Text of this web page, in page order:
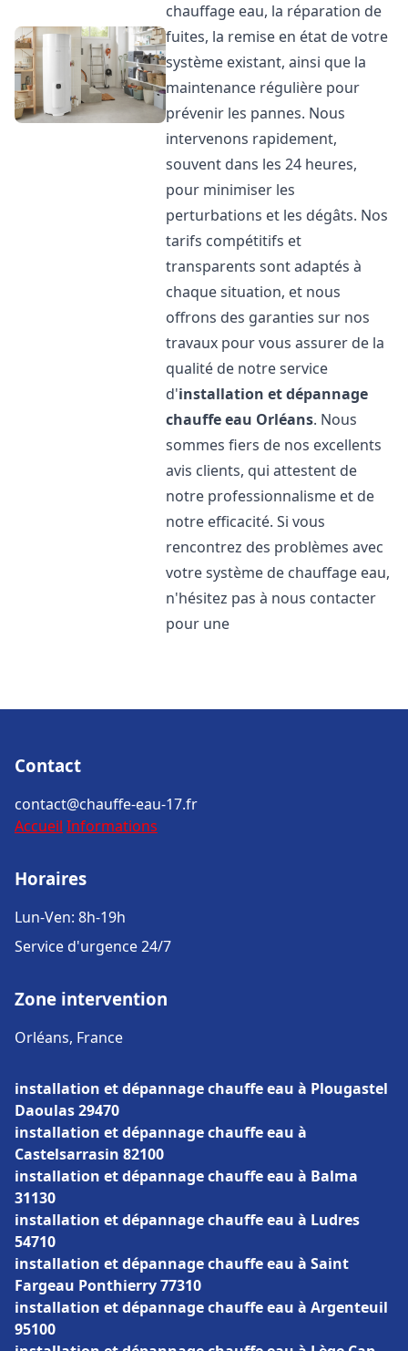
chauffage eau, la réparation de
fuites, la remise en état de votre
système existant, ainsi que la
maintenance régulière pour
prévenir les pannes. Nous
intervenons rapidement,
souvent dans les 24 heures,
pour minimiser les
perturbations et les dégâts. Nos
tarifs compétitifs et
transparents sont adaptés à
chaque situation, et nous
offrons des garanties sur nos
travaux pour vous assurer de la
qualité de notre service
d'installation et dépannage
chauffe eau Orléans. Nous
sommes fiers de nos excellents
avis clients, qui attestent de
notre professionnalisme et de
notre efficacité. Si vous
rencontrez des problèmes avec
votre système de chauffage eau,
n'hésitez pas à nous contacter
pour une
Contact
contact@chauffe-eau-17.fr
Accueil Informations
Horaires
Lun-Ven: 8h-19h
Service d'urgence 24/7
Zone intervention
Orléans, France
installation et dépannage chauffe eau à Plougastel
Daoulas 29470
installation et dépannage chauffe eau à
Castelsarrasin 82100
installation et dépannage chauffe eau à Balma
31130
installation et dépannage chauffe eau à Ludres
54710
installation et dépannage chauffe eau à Saint
Fargeau Ponthierry 77310
installation et dépannage chauffe eau à Argenteuil
95100